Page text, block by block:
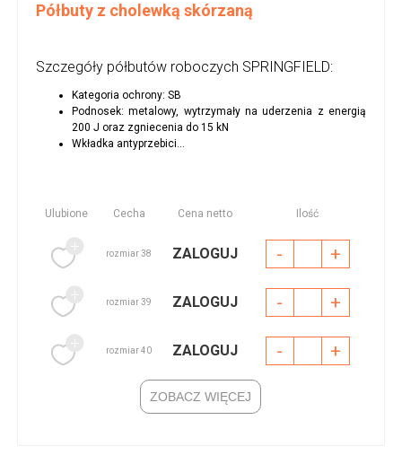
Półbuty z cholewką skórzaną
Szczegóły półbutów roboczych SPRINGFIELD:
Kategoria ochrony: SB
Podnosek: metalowy, wytrzymały na uderzenia z energią
200 J oraz zgniecenia do 15 kN
Wkładka antyprzebici...
Ulubione Cecha Cena netto Ilość
rozmiar 38 ZALOGUJ - +
rozmiar 39 ZALOGUJ - +
rozmiar 40 ZALOGUJ - +
ZOBACZ WIĘCEJ